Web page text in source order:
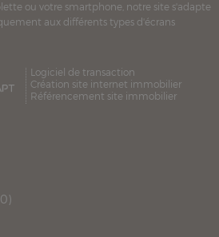
ou votre smartphone, notre site s'adapte
aux différents types d'écrans
Logiciel de transaction
Création site internet immobilier
Référencement site immobilier